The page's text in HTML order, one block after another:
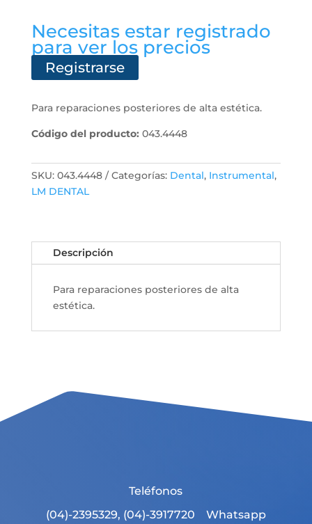
Necesitas estar registrado
para ver los precios
Registrarse
Para reparaciones posteriores de alta estética.
Código del producto: 043.4448
SKU: 043.4448 Categorías: Dental, Instrumental,
LM DENTAL
Descripción
Para reparaciones posteriores de alta
estética.
Teléfonos
(04)-2395329, (04)-3917720 Whatsapp